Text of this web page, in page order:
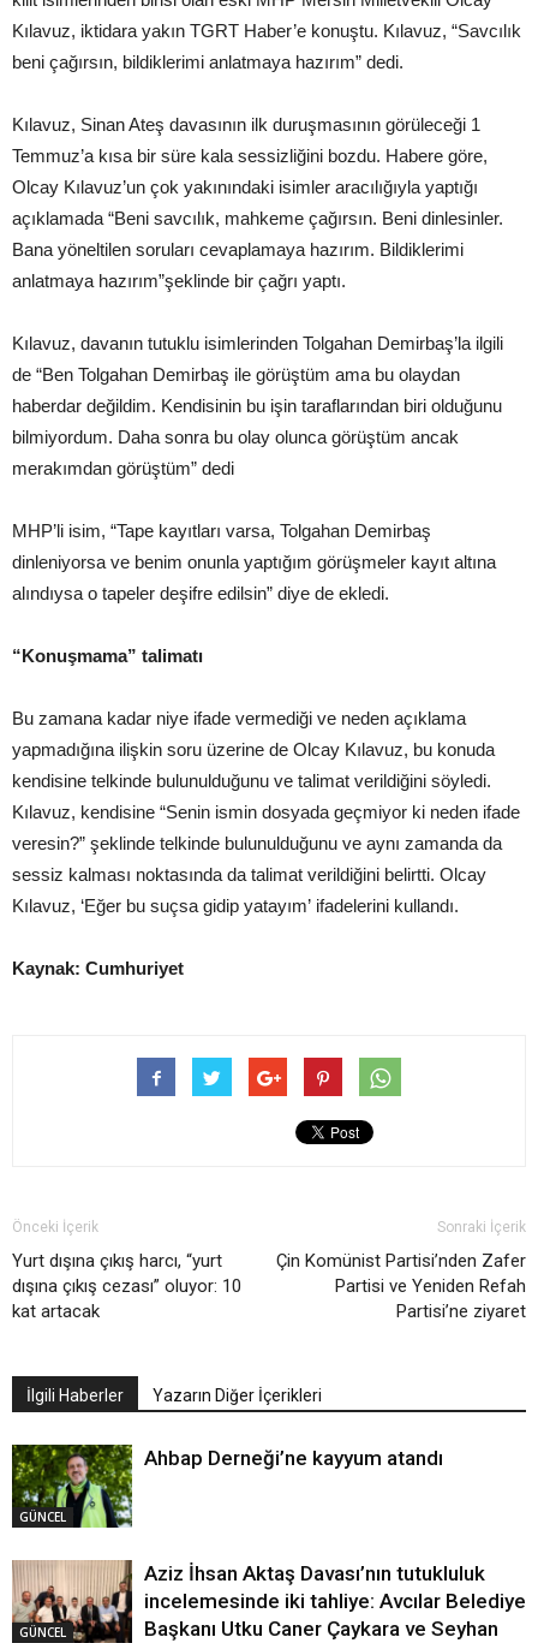
Kılavuz, iktidara yakın TGRT Haber’e konuştu. Kılavuz, “Savcılık
beni çağırsın, bildiklerimi anlatmaya hazırım” dedi.
Kılavuz, Sinan Ateş davasının ilk duruşmasının görüleceği 1
Temmuz’a kısa bir süre kala sessizliğini bozdu. Habere göre,
Olcay Kılavuz’un çok yakınındaki isimler aracılığıyla yaptığı
açıklamada “Beni savcılık, mahkeme çağırsın. Beni dinlesinler.
Bana yöneltilen soruları cevaplamaya hazırım. Bildiklerimi
anlatmaya hazırım”şeklinde bir çağrı yaptı.
Kılavuz, davanın tutuklu isimlerinden Tolgahan Demirbaş’la ilgili
de “Ben Tolgahan Demirbaş ile görüştüm ama bu olaydan
haberdar değildim. Kendisinin bu işin taraflarından biri olduğunu
bilmiyordum. Daha sonra bu olay olunca görüştüm ancak
merakımdan görüştüm” dedi
MHP’li isim, “Tape kayıtları varsa, Tolgahan Demirbaş
dinleniyorsa ve benim onunla yaptığım görüşmeler kayıt altına
alındıysa o tapeler deşifre edilsin” diye de ekledi.
“Konuşmama” talimatı
Bu zamana kadar niye ifade vermediği ve neden açıklama
yapmadığına ilişkin soru üzerine de Olcay Kılavuz, bu konuda
kendisine telkinde bulunulduğunu ve talimat verildiğini söyledi.
Kılavuz, kendisine “Senin ismin dosyada geçmiyor ki neden ifade
veresin?” şeklinde telkinde bulunulduğunu ve aynı zamanda da
sessiz kalması noktasında da talimat verildiğini belirtti. Olcay
Kılavuz, ‘Eğer bu suçsa gidip yatayım’ ifadelerini kullandı.
Kaynak: Cumhuriyet
Önceki İçerik
Yurt dışına çıkış harcı, “yurt
dışına çıkış cezası” oluyor: 10
kat artacak
Sonraki İçerik
Çin Komünist Partisi’nden Zafer
Partisi ve Yeniden Refah
Partisi’ne ziyaret
İlgili Haberler Yazarın Diğer İçerikleri
GÜNCEL
Ahbap Derneği’ne kayyum atandı
GÜNCEL
Aziz İhsan Aktaş Davası’nın tutukluluk
incelemesinde iki tahliye: Avcılar Belediye
Başkanı Utku Caner Çaykara ve Seyhan